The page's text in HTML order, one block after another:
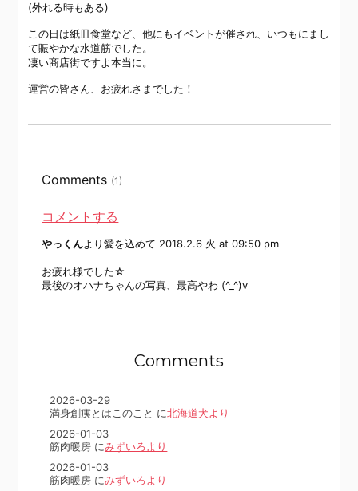
(外れる時もある)
この日は紙皿食堂など、他にもイベントが催され、いつもにまし
て賑やかな水道筋でした。
凄い商店街ですよ本当に。
運営の皆さん、お疲れさまでした！
Comments (1)
コメントする
やっくんより愛を込めて 2018.2.6 火 at 09:50 pm
お疲れ様でした☆
最後のオハナちゃんの写真、最高やわ (^_^)v
Comments
2026-03-29
満身創痍とはこのこと に北海道犬より
2026-01-03
筋肉暖房 にみずいろより
2026-01-03
筋肉暖房 にみずいろより